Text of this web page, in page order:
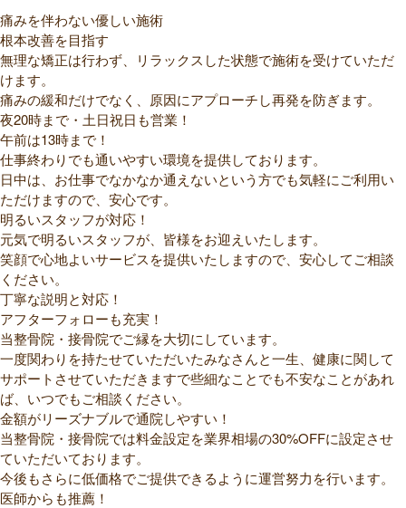
痛みを伴わない優しい施術
根本改善を目指す
無理な矯正は行わず、リラックスした状態で施術を受けていただ
けます。
痛みの緩和だけでなく、原因にアプローチし再発を防ぎます。
夜20時まで・土日祝日も営業！
午前は13時まで！
仕事終わりでも通いやすい環境を提供しております。
日中は、お仕事でなかなか通えないという方でも気軽にご利用い
ただけますので、安心です。
明るいスタッフが対応！
元気で明るいスタッフが、皆様をお迎えいたします。
笑顔で心地よいサービスを提供いたしますので、安心してご相談
ください。
丁寧な説明と対応！
アフターフォローも充実！
当整骨院・接骨院でご縁を大切にしています。
一度関わりを持たせていただいたみなさんと一生、健康に関して
サポートさせていただきますで些細なことでも不安なことがあれ
ば、いつでもご相談ください。
金額がリーズナブルで通院しやすい！
当整骨院・接骨院では料金設定を業界相場の30%OFFに設定させ
ていただいております。
今後もさらに低価格でご提供できるように運営努力を行います。
医師からも推薦！